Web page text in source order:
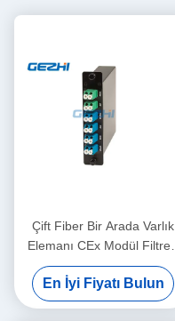
Çift Fiber Bir Arada Varlık
Elemanı CEx Modül Filtresi
WDM
En İyi Fiyatı Bulun